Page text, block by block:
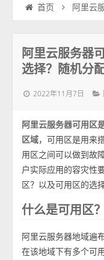
首页 阿里云
阿里云服务器
选择？随机分
2022年11月7日
阿里云服务器可用区
区域，可用区是用来
用区之间可以做到故
户实际应用的容灾性
区？以及可用区的选
什么是可用区？
阿里云服务器地域遍
在该地域下有多个可